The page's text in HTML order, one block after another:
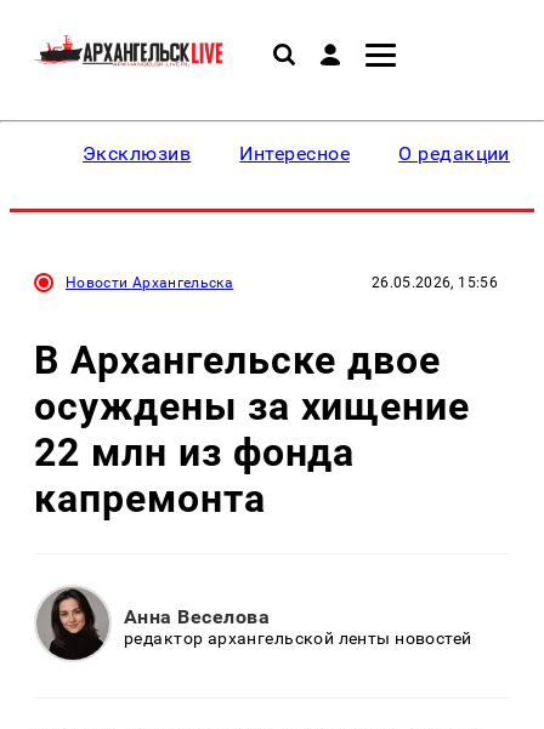
Эксклюзив Интересное О редакции
Новости Архангельска 26.05.2026, 15:56
В Архангельске двое
осуждены за хищение
22 млн из фонда
капремонта
Анна Веселова
редактор архангельской ленты новостей